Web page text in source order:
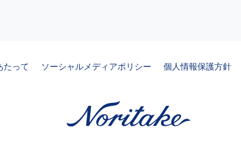
たって ソーシャルメディアポリシー 個人情報保護方針